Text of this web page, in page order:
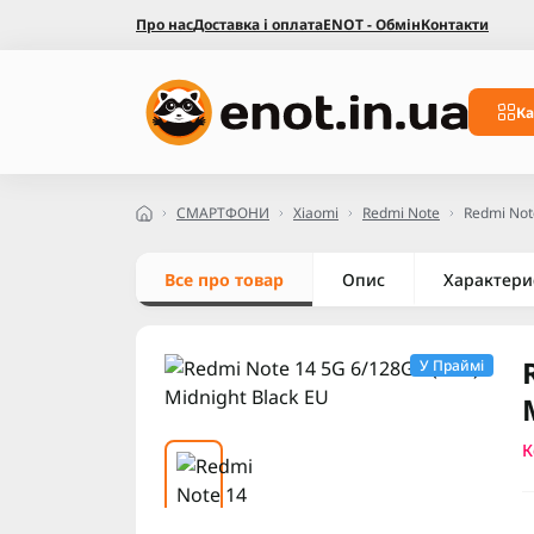
Про насДоставка і оплатаENOT - ОбмінКонтакти
СМАРТФОНИ Xiaomi Redmi Note Redmi
Все про товар Опис
У Праймі